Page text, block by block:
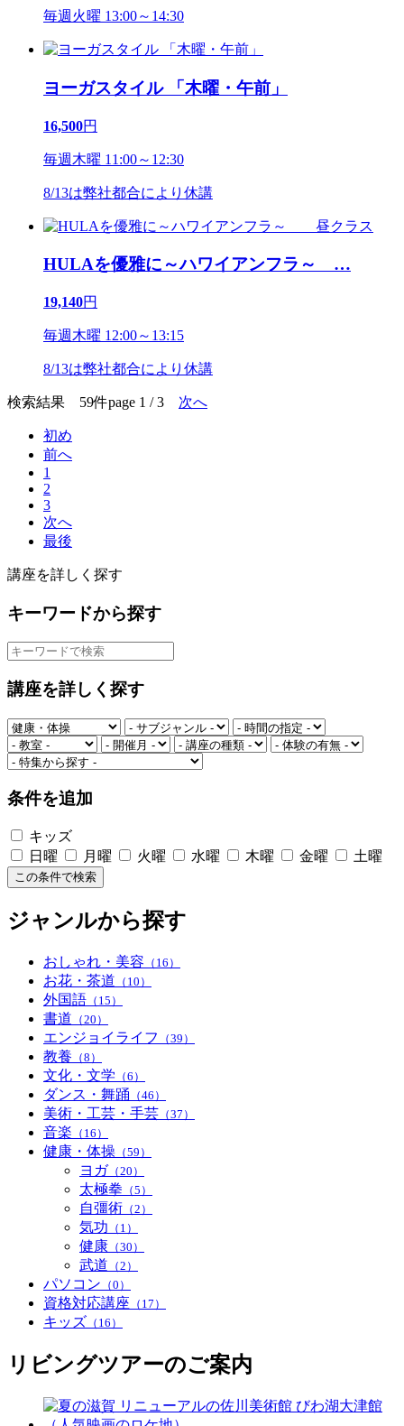
毎週火曜 13:00～14:30
ヨーガスタイル 「木曜・午前」
16,500円
毎週木曜 11:00～12:30
8/13は弊社都合により休講
HULAを優雅に～ハワイアンフラ～ …
19,140円
毎週木曜 12:00～13:15
8/13は弊社都合により休講
検索結果 59件page 1 / 3 次へ
初め
前へ
1
2
3
次へ
最後
講座を詳しく探す
キーワードから探す
講座を詳しく探す
条件を追加
キッズ
日曜
月曜 火曜 水曜 木曜 金曜 土曜
この条件で検索
ジャンルから探す
おしゃれ・美容 （16）
お花・茶道 （10）
外国語 （15）
書道 （20）
エンジョイライフ （39）
教養 （8）
文化・文学 （6）
ダンス・舞踊 （46）
美術・工芸・手芸 （37）
音楽 （16）
健康・体操 （59）
ヨガ （20）
太極拳 （5）
自彊術 （2）
気功 （1）
健康 （30）
武道 （2）
パソコン （0）
資格対応講座 （17）
キッズ （16）
リビングツアーのご案内